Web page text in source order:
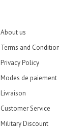
About us
Terms and
Privacy Policy
Modes de paiement
Livraison
Customer Service
Military Discount